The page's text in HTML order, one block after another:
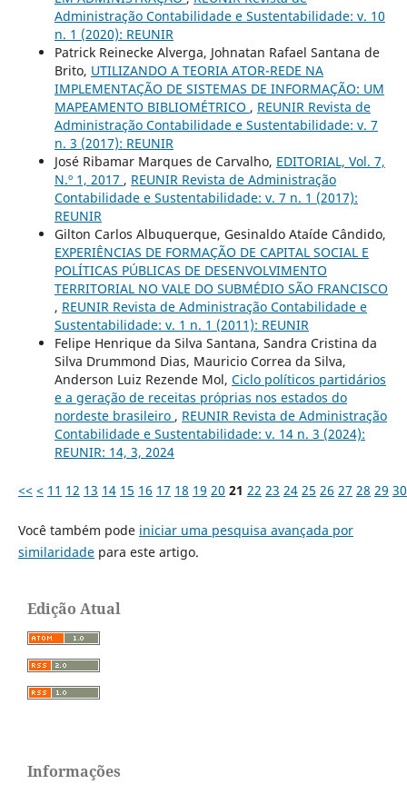
Administração Contabilidade e Sustentabilidade: v. 10
n. 1 (2020): REUNIR
Patrick Reinecke Alverga, Johnatan Rafael Santana de
Brito, UTILIZANDO A TEORIA ATOR-REDE NA
IMPLEMENTAÇÃO DE SISTEMAS DE INFORMAÇÃO: UM
MAPEAMENTO BIBLIOMÉTRICO , REUNIR Revista de
Administração Contabilidade e Sustentabilidade: v. 7
n. 3 (2017): REUNIR
José Ribamar Marques de Carvalho, EDITORIAL, Vol. 7,
N.º 1, 2017 , REUNIR Revista de Administração
Contabilidade e Sustentabilidade: v. 7 n. 1 (2017):
REUNIR
Gilton Carlos Albuquerque, Gesinaldo Ataíde Cândido,
EXPERIÊNCIAS DE FORMAÇÃO DE CAPITAL SOCIAL E
POLÍTICAS PÚBLICAS DE DESENVOLVIMENTO
TERRITORIAL NO VALE DO SUBMÉDIO SÃO FRANCISCO
, REUNIR Revista de Administração Contabilidade e
Sustentabilidade: v. 1 n. 1 (2011): REUNIR
Felipe Henrique da Silva Santana, Sandra Cristina da
Silva Drummond Dias, Mauricio Correa da Silva,
Anderson Luiz Rezende Mol, Ciclo políticos partidários
e a geração de receitas próprias nos estados do
nordeste brasileiro , REUNIR Revista de Administração
Contabilidade e Sustentabilidade: v. 14 n. 3 (2024):
REUNIR: 14, 3, 2024
<< < 11 12 13 14 15 16 17 18 19 20 21 22 23 24 25 26 27 28 29 30
Você também pode iniciar uma pesquisa avançada por
similaridadepara este artigo.
Edição Atual
Informações